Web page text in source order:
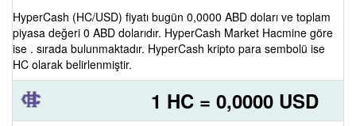
HyperCash (HC/USD) fiyatı bugün 0,0000 ABD doları ve toplam
piyasa değeri 0 ABD dolarıdır. HyperCash Market Hacmine göre
ise . sırada bulunmaktadır. HyperCash kripto para sembolü ise
HC olarak belirlenmiştir.
1 HC = 0,0000 USD